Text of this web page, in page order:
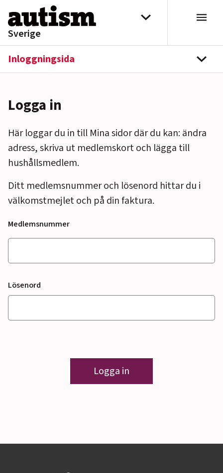
Hoppa till innehåll
Sverige
Välj distrikt
Inloggningsida
Logga in
Här loggar du in till Mina sidor där du kan: ändra
adress, skriva ut medlemskort och lägga till
hushållsmedlem.
Ditt medlemsnummer och lösenord hittar du i
välkomstmejlet och på din faktura.
Medlemsnummer
Lösenord
Logga in